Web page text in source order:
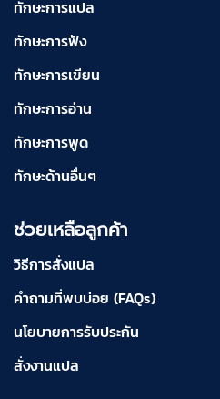
ทักษะการแปล
ทักษะการฟัง
ทักษะการเขียน
ทักษะการอ่าน
ทักษะการพูด
ทักษะด้านอื่นๆ
ช่วยเหลือลูกค้า
วิธีการสั่งแปล
คำถามที่พบบ่อย (FAQs)
นโยบายการรับประกัน
สั่งงานแปล